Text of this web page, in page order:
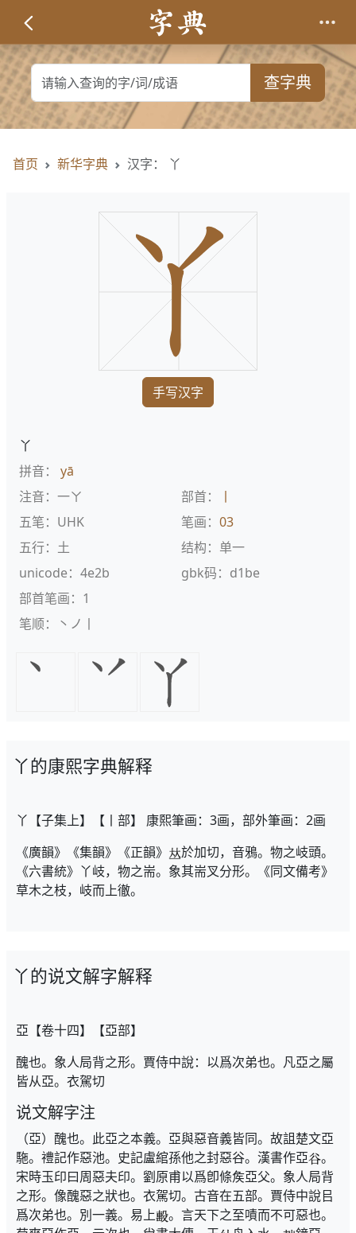
查字典
首页 新华字典 汉字： 丫
手写汉字
丫
拼音： yā
注音：一ㄚ
部首：
丨
五笔：UHK
笔画： 03
五行：土
结构：单一
unicode：4e2b
gbk码：d1be
部首笔画：1
笔顺：丶ノ丨
丫的康熙字典解释
丫【子集上】【丨部】 康熙筆画：3画，部外筆画：2画
《廣韻》《集韻》《正韻》
於加切，音鴉。物之岐頭。
《六書統》丫岐，物之耑。象其耑叉分形。《同文備考》
草木之枝，岐而上徹。
丫的说文解字解释
亞【卷十四】【亞部】
醜也。象人局背之形。賈侍中說：以爲次弟也。凡亞之屬
皆从亞。衣駕切
说文解字注
（亞）醜也。此亞之本義。亞與惡音義皆同。故詛楚文亞
駞。禮記作惡池。史記盧綰孫他之封惡谷。漢書作亞
。
宋時玉印曰周惡夫印。劉原甫以爲卽條矦亞父。象人局背
之形。像醜惡之狀也。衣駕切。古音在五部。賈侍中說㠯
爲次弟也。別一義。易上
。言天下之至嘖而不可惡也。